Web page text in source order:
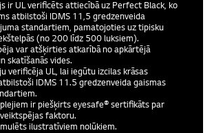
ir UL verificēts attiecībā uz Perfect Black, ko
atbilstoši IDMS 11,5 gredzenveida
standartiem, pamatojoties uz tipisku
(no 200 līdz 500 luksiem).
var atšķirties atkarībā no apkārtējā
skatīšanās vides.
verificēja UL, lai iegūtu izcilas krāsas
IDMS 11.5 gredzenveida gaismas
ir piešķirts eyesafe® sertifikāts par
faktoru.
ilustratīviem nolūkiem.